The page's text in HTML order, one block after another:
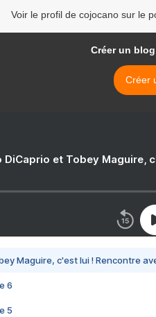
Voir le profil de cojocano sur le
Créer un
Créer
DiCaprio et Tobey Maguire,
Maguire, c'est lui ! Rencontre
6
5